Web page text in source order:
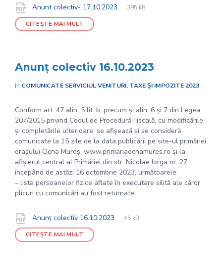
Documente
Anunt colectiv- 17.10.2023
File
pdf
File
395 kB
CITEȘTE MAI MULT
Anunț colectiv 16.10.2023
în COMUNICATE SERVICIUL VENITURI, TAXE ȘI IMPOZITE 2023
Conform art. 47 alin. 5 lit. b, precum și alin. 6 și 7 din Legea
207/2015 privind Codul de Procedură Fiscală, cu modificările
și completările ulterioare, se afișează și se consideră
comunicate la 15 zile de la data publicării pe site-ul primăriei
orașului Ocna Mureș, www.primariaocnamures.ro și la
afișierul central al Primăriei din str. Nicolae Iorga nr. 27,
începând de astăzi 16 octombrie 2023, următoarele:
– lista persoanelor fizice aflate în executare silită ale căror
plicuri cu comunicări au fost returnate.
Documente
Anunț colectiv 16.10.2023
File
pdf
File
45 kB
CITEȘTE MAI MULT